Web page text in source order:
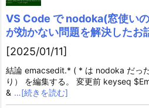
VS Code で nodoka(窓使い
が効かない問題を解決したお
[2025/01/11]
結論 emacsedit.* ( * は nodoka だっ
り） を編集する。 変更前 keyseq
& …[続きを読む]